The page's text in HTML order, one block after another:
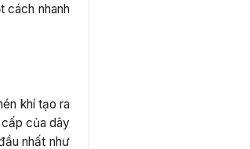
cách nhanh
khí tạo ra
của dây
nhất như